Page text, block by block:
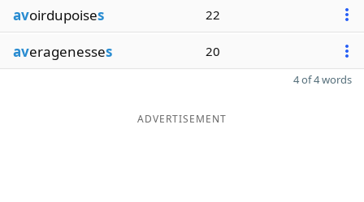
avoirdupoises 22
averagenesses 20
4 of 4 words
ADVERTISEMENT